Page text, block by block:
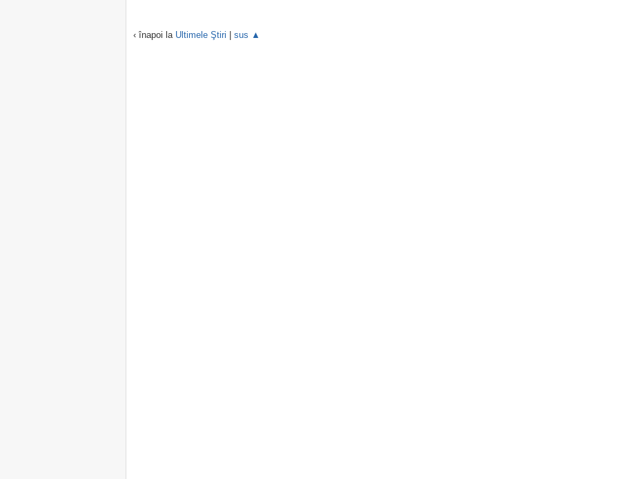
‹ înapoi la Ultimele Ştiri sus ▲